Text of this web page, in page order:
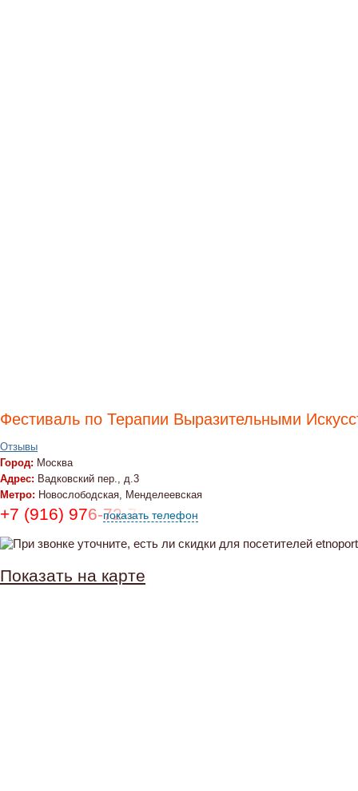
Фестиваль по Терапии Выразительными
Отзывы
Город: Москва
Адрес: Вадковский пер., д.3
Метро: Новослободская, Менделеевская
+7 (916) 976-72-73, (926) 687-25-54
показать телефон
Показать на карте